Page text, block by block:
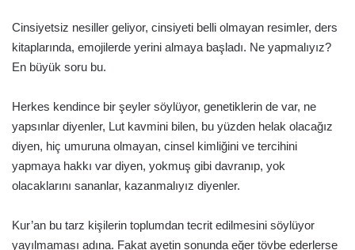
Cinsiyetsiz nesiller geliyor, cinsiyeti belli olmayan resimler, ders
kitaplarında, emojilerde yerini almaya başladı. Ne yapmalıyız?
En büyük soru bu.
Herkes kendince bir şeyler söylüyor, genetiklerin de var, ne
yapsınlar diyenler, Lut kavmini bilen, bu yüzden helak olacağız
diyen, hiç umuruna olmayan, cinsel kimliğini ve tercihini
yapmaya hakkı var diyen, yokmuş gibi davranıp, yok
olacaklarını sananlar, kazanmalıyız diyenler.
Kur’an bu tarz kişilerin toplumdan tecrit edilmesini söylüyor
yayılmaması adına. Fakat ayetin sonunda eğer tövbe ederlerse